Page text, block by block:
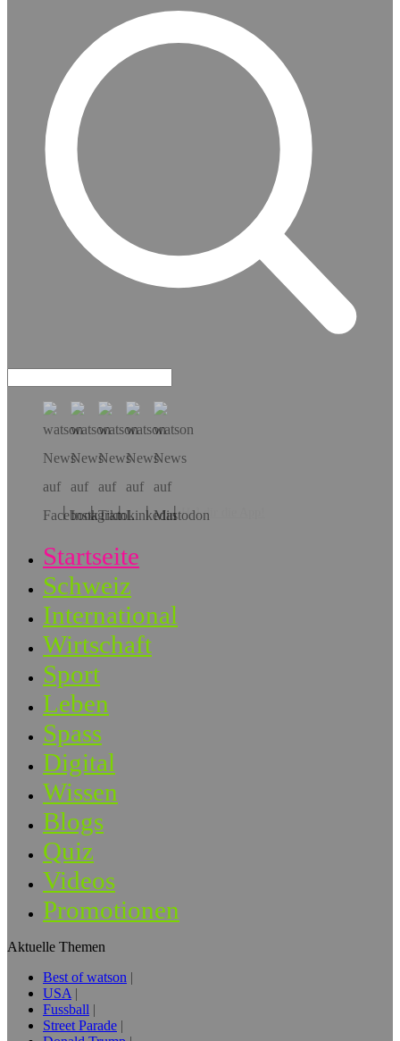
Hol dir die App!
Startseite
Schweiz
International
Wirtschaft
Sport
Leben
Spass
Digital
Wissen
Blogs
Quiz
Videos
Promotionen
Aktuelle Themen
Best of watson
USA
Fussball
Street Parade